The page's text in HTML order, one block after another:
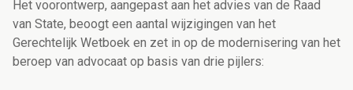
Het voorontwerp, aangepast aan het advies van de Raad
van State, beoogt een aantal wijzigingen van het
Gerechtelijk Wetboek en zet in op de modernisering van het
beroep van advocaat op basis van drie pijlers: